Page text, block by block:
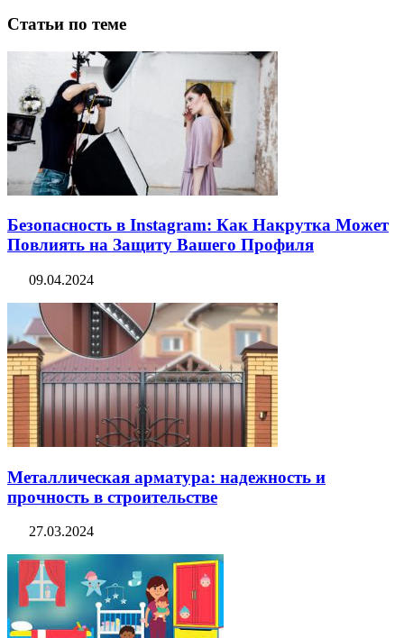
Статьи по теме
Безопасность в Instagram: Как Накрутка Может
Повлиять на Защиту Вашего Профиля
09.04.2024
Металлическая арматура: надежность и
прочность в строительстве
27.03.2024